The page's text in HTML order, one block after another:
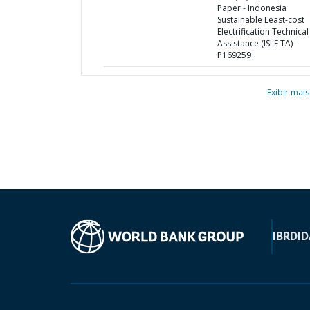
Paper - Indonesia
Sustainable Least-cost
Electrification Technical
Assistance (ISLE TA) -
P169259
Exibir mais
IBRD